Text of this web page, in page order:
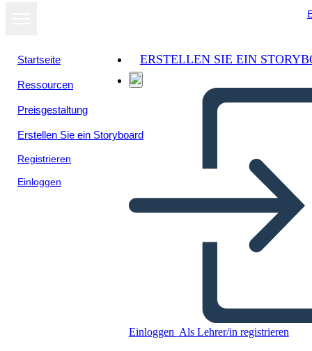
Startseite
Ressourcen
Preisgestaltung
Erstellen Sie ein Storyboard
Registrieren
Einloggen
ERSTELLEN SIE EIN
Einloggen Als Lehrer/in registrieren
Poster di Ricerca sul Corpo